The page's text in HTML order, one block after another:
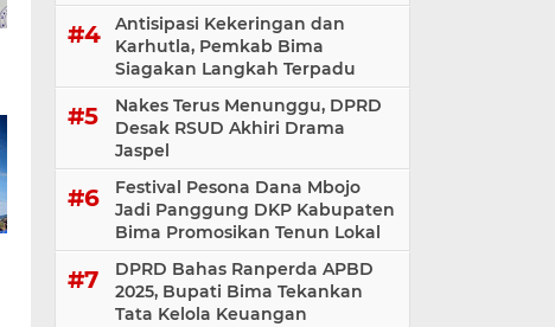
Antisipasi Kekeringan dan
Karhutla, Pemkab Bima
Siagakan Langkah Terpadu
Nakes Terus Menunggu, DPRD
Desak RSUD Akhiri Drama
Jaspel
Festival Pesona Dana Mbojo
Jadi Panggung DKP Kabupaten
Bima Promosikan Tenun Lokal
DPRD Bahas Ranperda APBD
2025, Bupati Bima Tekankan
Tata Kelola Keuangan